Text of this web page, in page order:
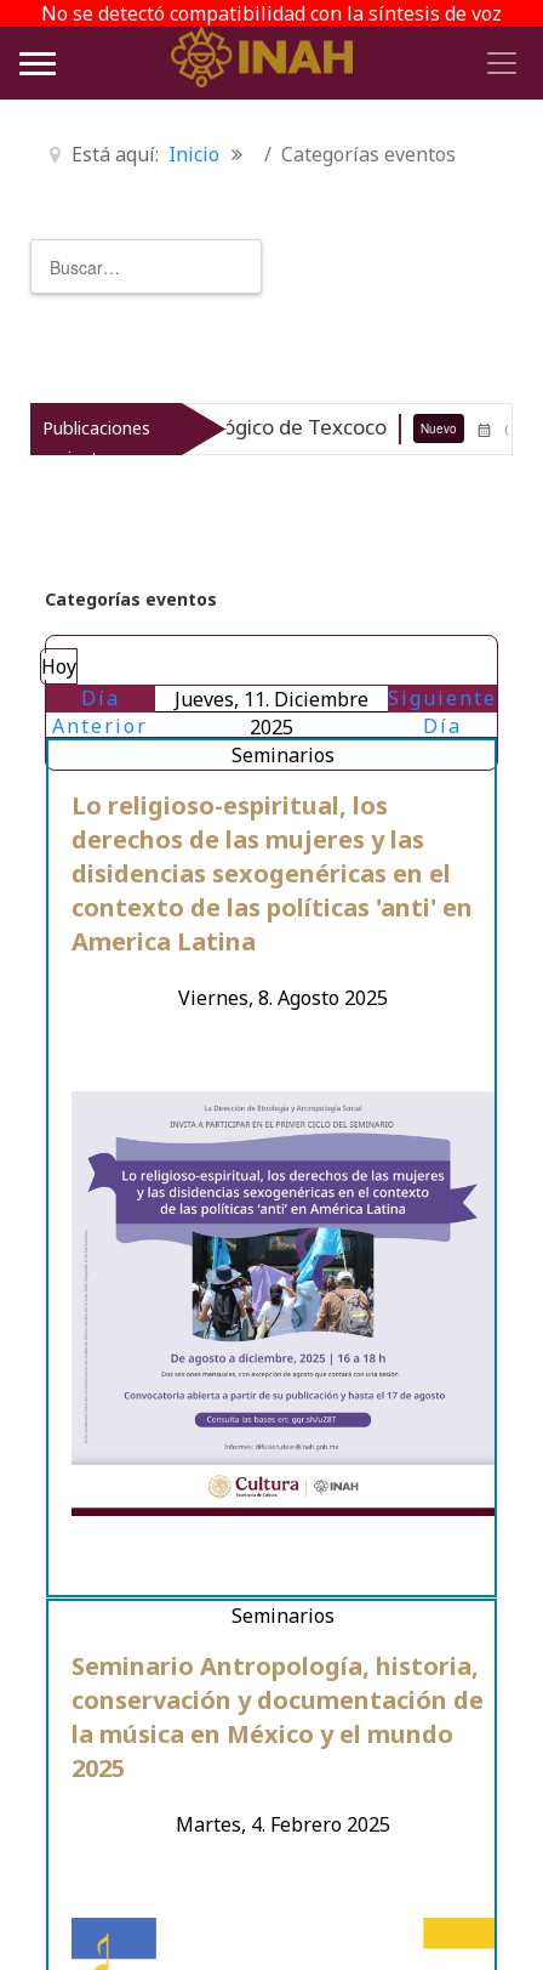
No se detectó compatibilidad con la síntesis de voz
Está aquí: Inicio Categorías eventos
Publicaciones
recientes
arqueológico de Texcoco Nuevo 07-08-26
Categorías eventos
Hoy
Día
Anterior
Jueves, 11. Diciembre
2025
Siguiente
Día
Viernes, 8. Agosto 2025
Lo religioso-espiritual, los
derechos de las mujeres y las
disidencias sexogenéricas en el
contexto de las políticas 'anti' en
America Latina
Seminarios
Martes, 4. Febrero 2025
Seminario Antropología, historia,
conservación y documentación de
la música en México y el mundo
2025
Seminarios